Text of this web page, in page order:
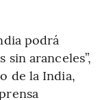
podrá
sin aranceles”,
de la India,